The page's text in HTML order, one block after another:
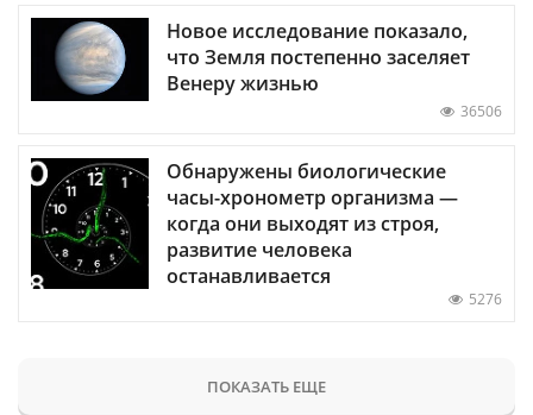
Новое исследование показало,
что Земля постепенно заселяет
Венеру жизнью
36506
Обнаружены биологические
часы-хронометр организма —
когда они выходят из строя,
развитие человека
останавливается
5276
ПОКАЗАТЬ ЕЩЕ